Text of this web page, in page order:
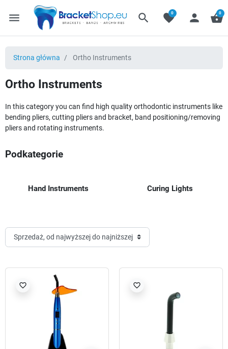
menu search favorite
0 person shopping_basket
0
Strona główna Ortho Instruments
Ortho Instruments
In this category you can find high quality orthodontic instruments like
bending pliers, cutting pliers and bracket, band positioning/removing
pliers and rotating instruments.
Podkategorie
Hand Instruments Curing Lights
favorite_border favorite_border